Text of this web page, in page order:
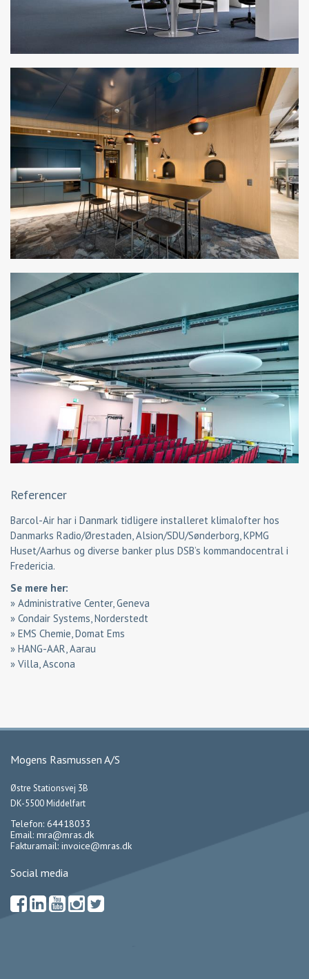
Referencer
Barcol-Air har i Danmark tidligere installeret klimalofter hos
Danmarks Radio/Ørestaden, Alsion/SDU/Sønderborg, KPMG
Huset/Aarhus og diverse banker plus DSB’s kommandocentral i
Fredericia.
Se mere her:
» Administrative Center, Geneva
» Condair Systems, Norderstedt
» EMS Chemie, Domat Ems
» HANG-AAR, Aarau
» Villa, Ascona
Mogens Rasmussen A/S
Østre Stationsvej 3B
DK-5500 Middelfart
Telefon: 64418033
Email: mra@mras.dk
Fakturamail: invoice@mras.dk
Social media